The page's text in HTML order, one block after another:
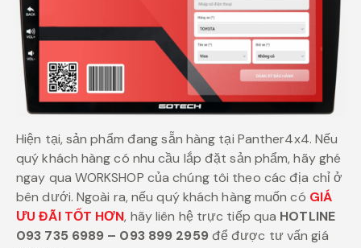
Hiện tại, sản phẩm đang sẵn hàng tại Panther4x4. Nếu
quý khách hàng có nhu cầu lắp đặt sản phẩm, hãy ghé
ngay qua WORKSHOP của chúng tôi theo các địa chỉ ở
bên dưới. Ngoài ra, nếu quý khách hàng muốn có GIÁ
ƯU ĐÃI TỐT HƠN, hãy liên hệ trực tiếp qua HOTLINE
093 735 6989 – 093 899 2959để được tư vấn giá